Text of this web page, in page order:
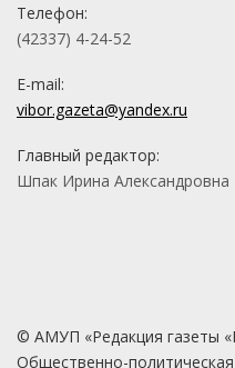
Телефон:
(42337) 4-24-52
E-mail:
vibor.gazeta@yandex.ru
Главный редактор:
Шпак Ирина Александровна
© АМУП «Редакция газеты
Общественно-